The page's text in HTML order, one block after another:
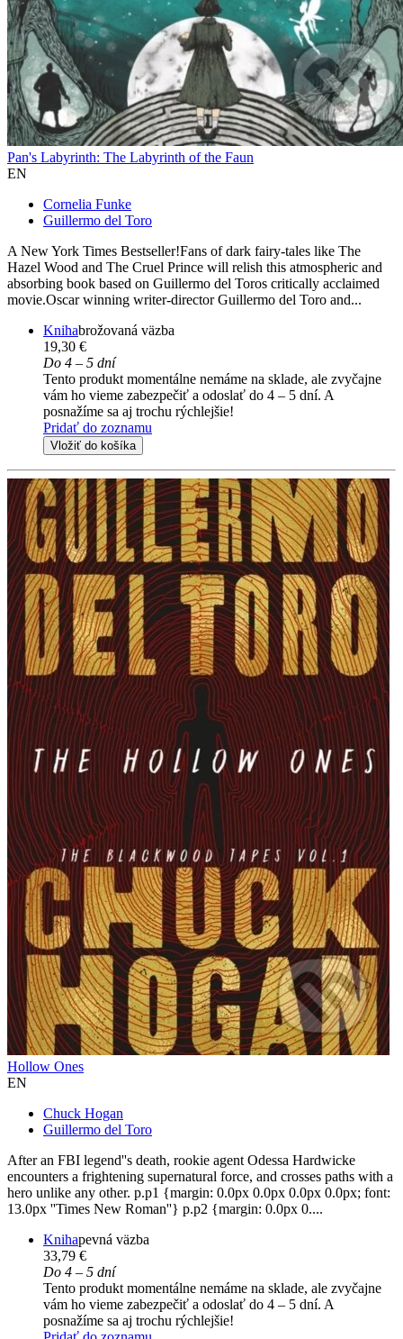
Pan's Labyrinth: The Labyrinth of the Faun
EN
Cornelia Funke
Guillermo del Toro
A New York Times Bestseller!Fans of dark fairy-tales like The
Hazel Wood and The Cruel Prince will relish this atmospheric and
absorbing book based on Guillermo del Toros critically acclaimed
movie.Oscar winning writer-director Guillermo del Toro and...
Knihabrožovaná väzba
19,30 €
Do 4 – 5 dní
Tento produkt momentálne nemáme na sklade, ale zvyčajne
vám ho vieme zabezpečiť a odoslať do 4 – 5 dní. A
posnažíme sa aj trochu rýchlejšie!
Pridať do zoznamu
Vložiť do košíka
Hollow Ones
EN
Chuck Hogan
Guillermo del Toro
After an FBI legend''s death, rookie agent Odessa Hardwicke
encounters a frightening supernatural force, and crosses paths with a
hero unlike any other. p.p1 {margin: 0.0px 0.0px 0.0px 0.0px; font:
13.0px ''Times New Roman''} p.p2 {margin: 0.0px 0....
Knihapevná väzba
33,79 €
Do 4 – 5 dní
Tento produkt momentálne nemáme na sklade, ale zvyčajne
vám ho vieme zabezpečiť a odoslať do 4 – 5 dní. A
posnažíme sa aj trochu rýchlejšie!